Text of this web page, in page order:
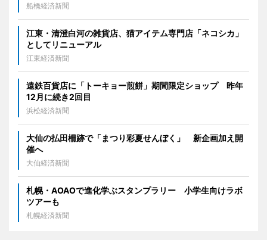
船橋経済新聞
江東・清澄白河の雑貨店、猫アイテム専門店「ネコシカ」
としてリニューアル
江東経済新聞
遠鉄百貨店に「トーキョー煎餅」期間限定ショップ 昨年
12月に続き2回目
浜松経済新聞
大仙の払田柵跡で「まつり彩夏せんぼく」 新企画加え開
催へ
大仙経済新聞
札幌・AOAOで進化学ぶスタンプラリー 小学生向けラボ
ツアーも
札幌経済新聞